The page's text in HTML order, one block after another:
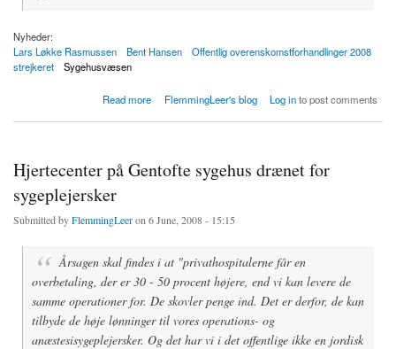
Nyheder:
Lars Løkke Rasmussen
Bent Hansen
Offentlig overenskomstforhandlinger 2008
strejkeret
Sygehusvæsen
Read more
about Ekspert: Connie Kruckow presset til forligFlemmingLeer's blog Log into post comments
Hjertecenter på Gentofte sygehus drænet for
sygeplejersker
Submitted byFlemmingLeeron 6 June, 2008 - 15:15
Årsagen skal findes i at "privathospitalerne får en
overbetaling, der er 30 - 50 procent højere, end vi kan levere de
samme operationer for. De skovler penge ind. Det er derfor, de kan
tilbyde de høje lønninger til vores operations- og
anæstesisygeplejersker. Og det har vi i det offentlige ikke en jordisk